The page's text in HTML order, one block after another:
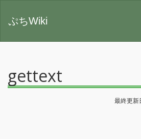
ぷちWiki
gettext
最終更新